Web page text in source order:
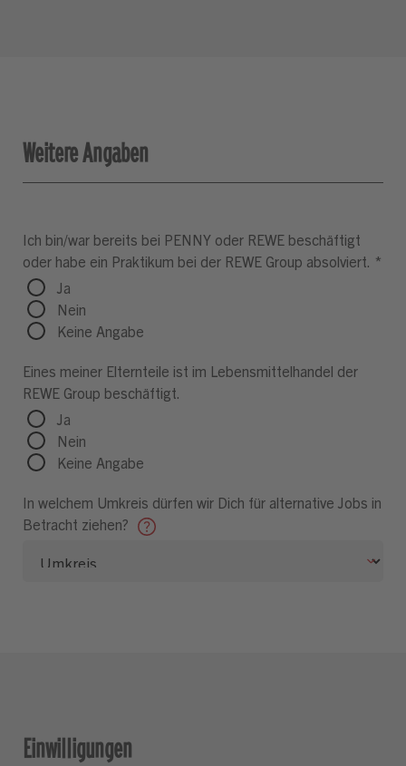
Weitere Angaben
Ich bin/war bereits bei PENNY oder REWE beschäftigt
oder habe ein Praktikum bei der REWE Group absolviert. *
Ja
Nein
Keine Angabe
Eines meiner Elternteile ist im Lebensmittelhandel der
REWE Group beschäftigt.
Ja
Nein
Keine Angabe
In welchem Umkreis dürfen wir Dich für alternative Jobs in
Betracht ziehen?
Einwilligungen